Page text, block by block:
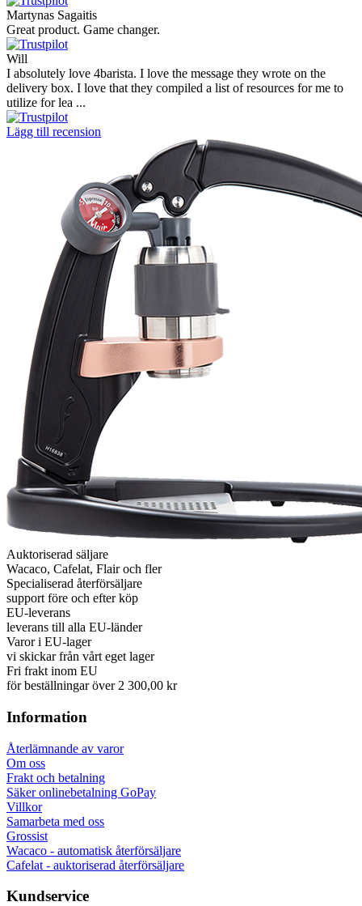
Martynas Sagaitis
Great product. Game changer.
Will
I absolutely love 4barista. I love the message they wrote on the
delivery box. I love that they compiled a list of resources for me to
utilize for lea ...
Lägg till recension
Auktoriserad säljare
Wacaco, Cafelat, Flair och fler
Specialiserad återförsäljare
support före och efter köp
EU-leverans
leverans till alla EU-länder
Varor i EU-lager
vi skickar från vårt eget lager
Fri frakt inom EU
för beställningar över 2 300,00 kr
Information
Återlämnande av varor
Om oss
Frakt och betalning
Säker onlinebetalning GoPay
Villkor
Samarbeta med oss
Grossist
Wacaco - automatisk återförsäljare
Cafelat - auktoriserad återförsäljare
Kundservice